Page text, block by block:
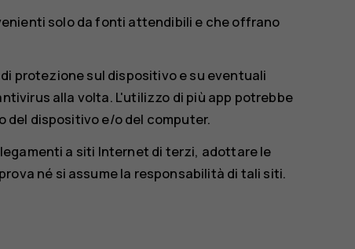
solo da fonti attendibili e che offrano
protezione sul dispositivo e su eventuali
alla volta. L'utilizzo di più app potrebbe
dispositivo e/o del computer.
a siti Internet di terzi, adottare le
né si assume la responsabilità di tali siti.